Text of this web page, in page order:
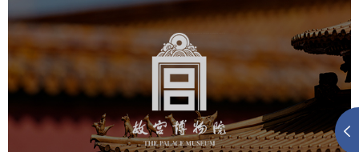
故宫博物院
文化艺术 博物馆 智慧博物馆
博物馆网站建设
景区网站建设
文创商城 万能专题 网站代运营